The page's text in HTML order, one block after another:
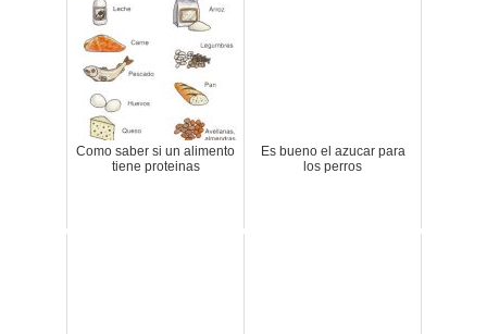
Como saber si un alimento
tiene proteinas
Es bueno el azucar para
los perros